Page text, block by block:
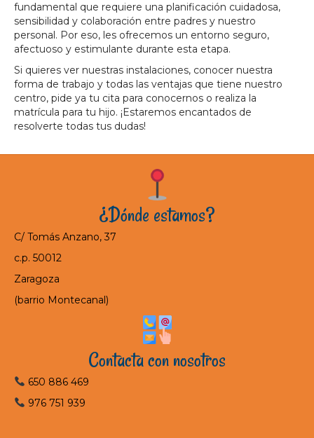
fundamental que requiere una planificación cuidadosa,
sensibilidad y colaboración entre padres y nuestro
personal. Por eso, les ofrecemos un entorno seguro,
afectuoso y estimulante durante esta etapa.
Si quieres ver nuestras instalaciones, conocer nuestra
forma de trabajo y todas las ventajas que tiene nuestro
centro, pide ya tu cita para conocernos o realiza la
matrícula para tu hijo. ¡Estaremos encantados de
resolverte todas tus dudas!
¿Dónde estamos?
C/ Tomás Anzano, 37
c.p. 50012
Zaragoza
(barrio Montecanal)
Contacta con nosotros
650 886 469
976 751 939